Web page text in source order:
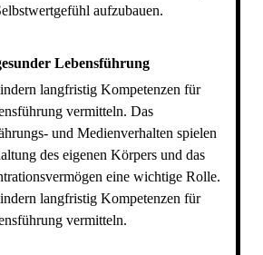
aufzubauen.
Lebensführung
langfristig Kompetenzen für
vermitteln. Das
und Medienverhalten spielen
des eigenen Körpers und das
eine wichtige Rolle.
langfristig Kompetenzen für
vermitteln.